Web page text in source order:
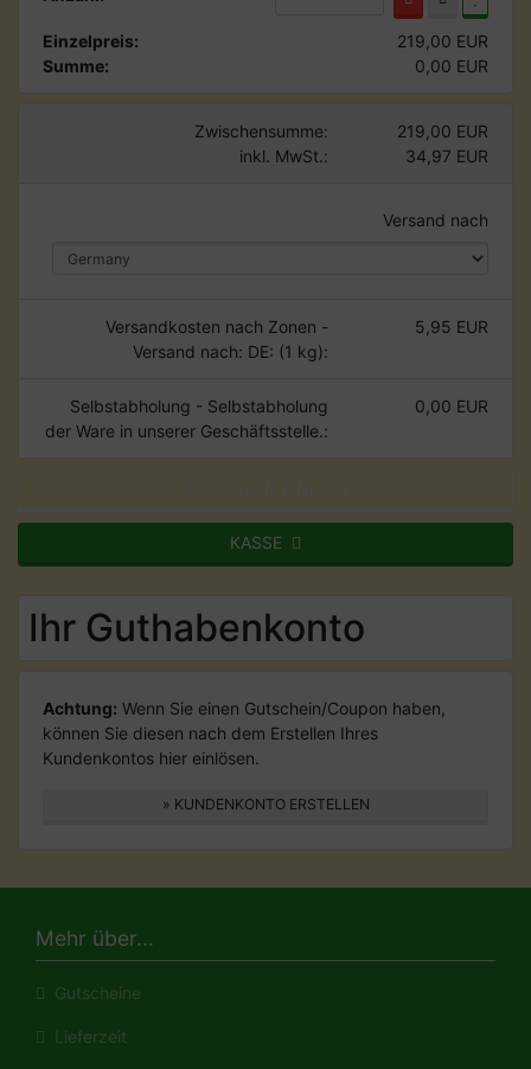
Einzelpreis:
219,00 EUR
Summe:
0,00 EUR
Zwischensumme:
219,00 EUR
inkl. MwSt.:
34,97 EUR
Versand nach
Versandkosten nach Zonen -
Versand nach: DE: (1 kg):
5,95 EUR
Selbstabholung - Selbstabholung
der Ware in unserer Geschäftsstelle.:
0,00 EUR
KASSE
Ihr Guthabenkonto
Achtung: Wenn Sie einen Gutschein/Coupon haben,
können Sie diesen nach dem Erstellen Ihres
Kundenkontos hier einlösen.
» KUNDENKONTO ERSTELLEN
Mehr über...
Gutscheine
Lieferzeit